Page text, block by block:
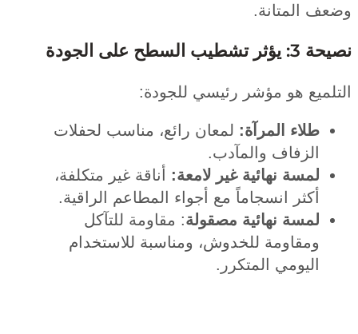
المتانة.
السطح على الجودة
هو مؤشر رئيسي للجودة:
طلاء المرآة:لمعان رائع، مناسب لحفلات
الزفاف والمآدب.
لمسة نهائية غير لامعة:أناقة غير متكلفة،
أكثر انسجاماً مع أجواء المطاعم الراقية.
لمسة نهائية مصقولة: مقاومة للتآكل
ومقاومة للخدوش، ومناسبة للاستخدام
اليومي المتكرر.